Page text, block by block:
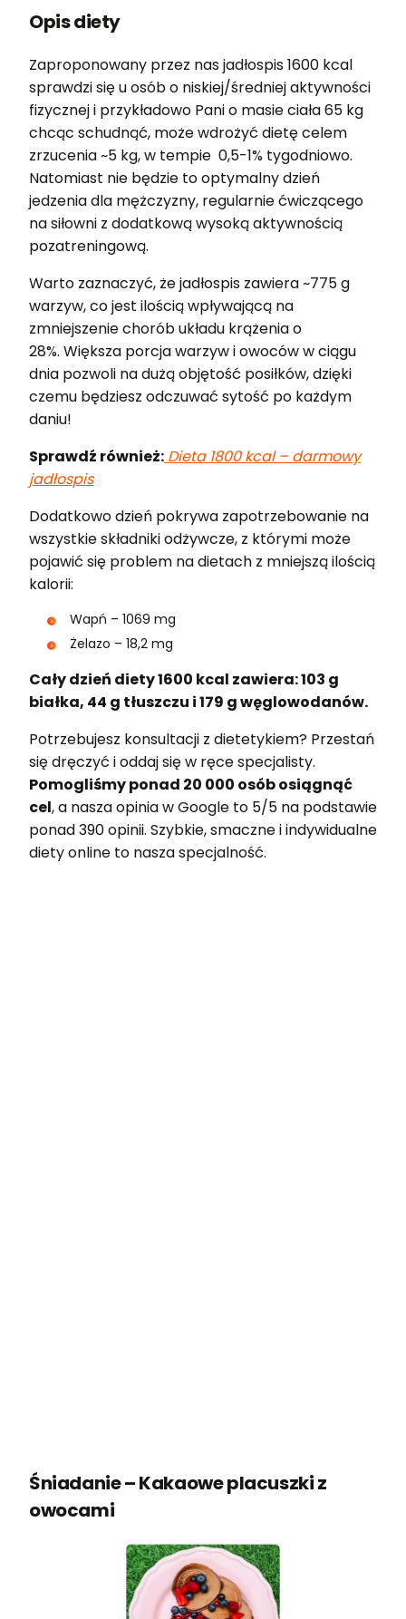
Opis diety
Zaproponowany przez nas jadłospis 1600 kcal
sprawdzi się u osób o niskiej/średniej aktywności
fizycznej i przykładowo Pani o masie ciała 65 kg
chcąc schudnąć, może wdrożyć dietę celem
zrzucenia ~5 kg, w tempie 0,5-1% tygodniowo.
Natomiast nie będzie to optymalny dzień
jedzenia dla mężczyzny, regularnie ćwiczącego
na siłowni z dodatkową wysoką aktywnością
pozatreningową.
Warto zaznaczyć, że jadłospis zawiera ~775 g
warzyw, co jest ilością wpływającą na
zmniejszenie chorób układu krążenia o
28%. Większa porcja warzyw i owoców w ciągu
dnia pozwoli na dużą objętość posiłków, dzięki
czemu będziesz odczuwać sytość po każdym
daniu!
Sprawdź również: Dieta 1800 kcal – darmowy
jadłospis
Dodatkowo dzień pokrywa zapotrzebowanie na
wszystkie składniki odżywcze, z którymi może
pojawić się problem na dietach z mniejszą ilością
kalorii:
Wapń – 1069 mg
Żelazo – 18,2 mg
Cały dzień diety 1600 kcal zawiera: 103 g
białka, 44 g tłuszczu i 179 g węglowodanów.
Potrzebujesz konsultacji z dietetykiem? Przestań
się dręczyć i oddaj się w ręce specjalisty.
Pomogliśmy ponad 20 000 osób osiągnąć
cel, a nasza opinia w Google to 5/5 na podstawie
ponad 390 opinii. Szybkie, smaczne i indywidualne
diety online to nasza specjalność.
Śniadanie – Kakaowe placuszki z
owocami